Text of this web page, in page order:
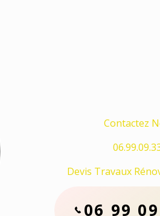
Contactez
Devis Travaux
06 99